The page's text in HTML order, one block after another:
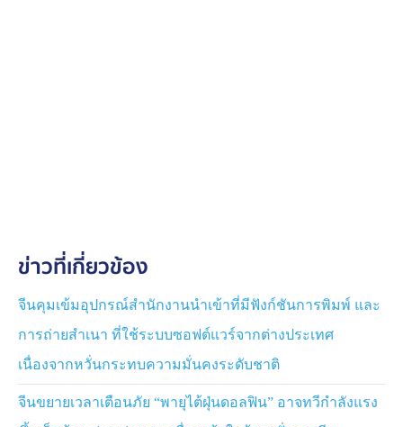
ข่าวที่เกี่ยวข้อง
จีนคุมเข้มอุปกรณ์สำนักงานนำเข้าที่มีฟังก์ชันการพิมพ์ และ
การถ่ายสำเนา ที่ใช้ระบบซอฟต์แวร์จากต่างประเทศ
เนื่องจากหวั่นกระทบความมั่นคงระดับชาติ
จีนขยายเวลาเตือนภัย “พายุไต้ฝุ่นดอลฟิน” อาจทวีกำลังแรง